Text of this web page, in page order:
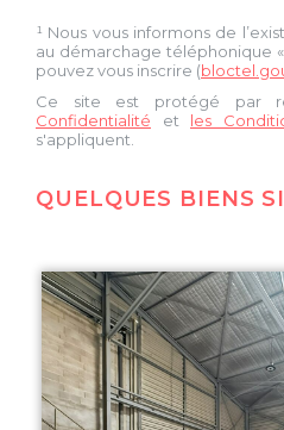
¹ Nous vous informons de
au démarchage téléphonique
pouvez vous inscrire (
Ce site est protégé par
Confidentialité et les
s'appliquent.
QUELQUES BIENS